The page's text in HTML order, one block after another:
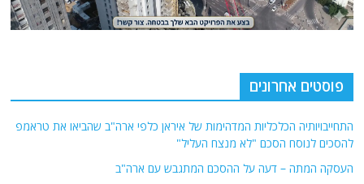
פוסטים אחרונים
התחייבויותיה הכלכליות המדהימות של איראן כלפי ארה"ב שהביאו את טראמפ
להסכים לנוסח הסכם "לא מנצח העליל"
העסקה המתה – דעה על ההסכם המתגבש עם ארה"ב